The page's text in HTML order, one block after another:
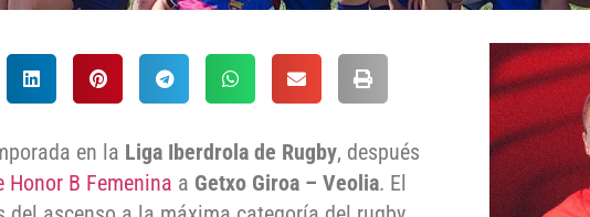
en la Liga Iberdrola de Rugby, después
Honor B Femenina a Getxo Giroa – Veolia. El